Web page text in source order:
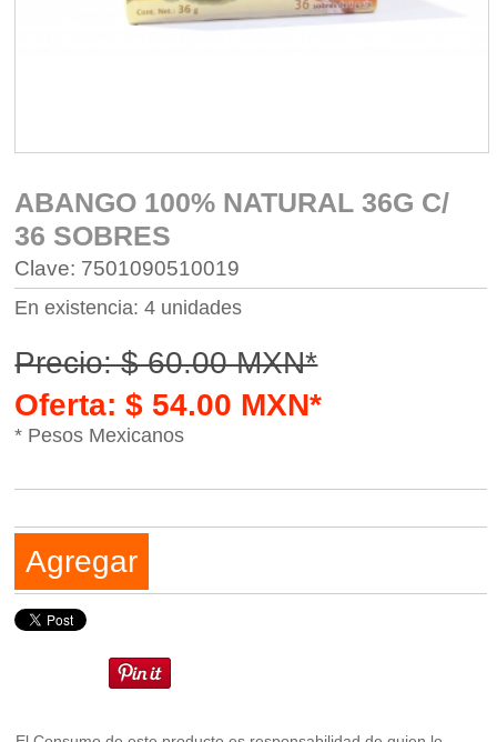
ABANGO 100% NATURAL 36G C/
36 SOBRES
Clave: 7501090510019
En existencia: 4 unidades
Precio: $ 60.00 MXN*
Oferta: $ 54.00 MXN*
* Pesos Mexicanos
Agregar